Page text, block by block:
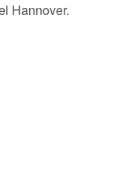
Hannover.